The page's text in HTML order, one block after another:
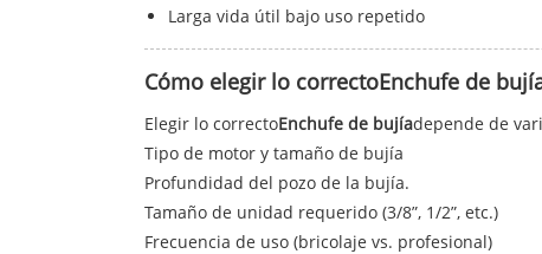
Larga vida útil bajo uso repetido
Cómo elegir lo correctoEnchufe de
Elegir lo correctoEnchufe de bujíadepende de
Tipo de motor y tamaño de bujía
Profundidad del pozo de la bujía.
Tamaño de unidad requerido (3/8”, 1/2”, etc.)
Frecuencia de uso (bricolaje vs. profesional)